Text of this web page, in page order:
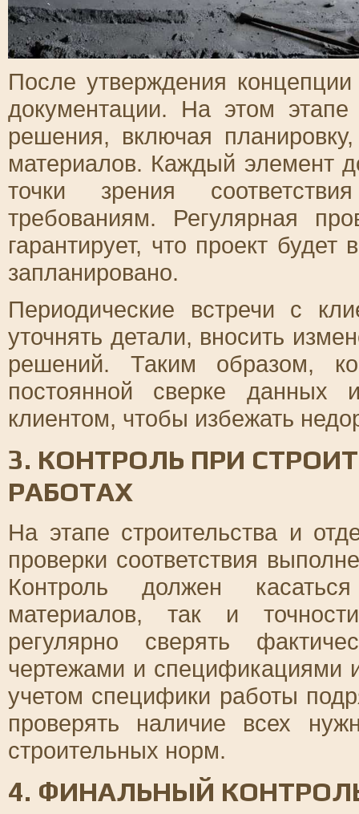
После утверждения
документации. На этом этапе
решения, включая
материалов. Каждый элемент
точки зрения
требованиям. Регулярная
гарантирует, что проект
запланировано.
Периодические встречи с
уточнять детали, вносить
решений. Таким образом,
постоянной сверке данных
клиентом, чтобы избежать
3. КОНТРОЛЬ ПРИ
РАБОТАХ
На этапе строительства и
проверки соответствия
Контроль должен
материалов, так и
регулярно сверять
чертежами и спецификациями
учетом специфики работы
проверять наличие всех
строительных норм.
4. ФИНАЛЬНЫЙ